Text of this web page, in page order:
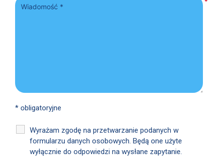
* obligatoryjne
Wyrażam zgodę na przetwarzanie podanych w
formularzu danych osobowych. Będą one użyte
wyłącznie do odpowiedzi na wysłane zapytanie.